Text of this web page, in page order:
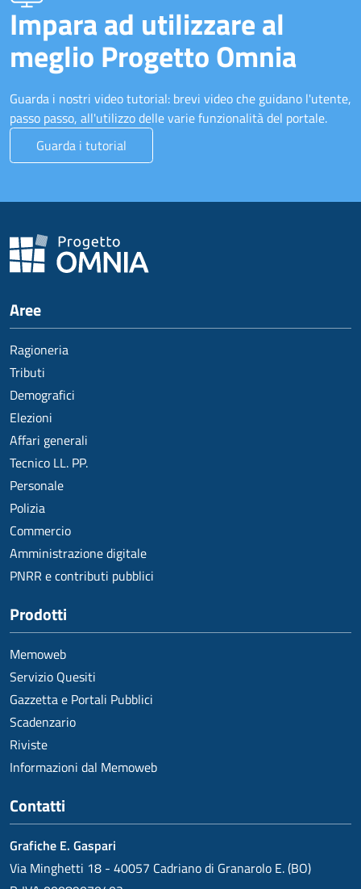
Impara ad utilizzare al
meglio Progetto Omnia
Guarda i nostri video tutorial: brevi video che guidano l'utente,
passo passo, all'utilizzo delle varie funzionalità del portale.
Guarda i tutorial
Aree
Ragioneria
Tributi
Demografici
Elezioni
Affari generali
Tecnico LL. PP.
Personale
Polizia
Commercio
Amministrazione digitale
PNRR e contributi pubblici
Prodotti
Memoweb
Servizio Quesiti
Gazzetta e Portali Pubblici
Scadenzario
Riviste
Informazioni dal Memoweb
Contatti
Grafiche E. Gaspari
Via Minghetti 18 - 40057 Cadriano di Granarolo E. (BO)